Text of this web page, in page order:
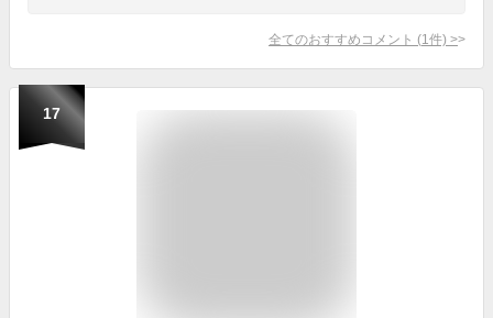
全てのおすすめコメント (1 件) >
17